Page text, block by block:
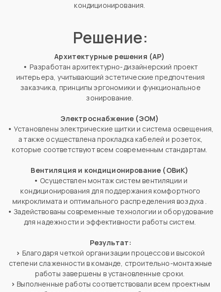
кондиционирования.
Решение:
Архитектурные решения (АР)
• Разработан архитектурно-дизайнерский проект
интерьера, учитывающий эстетические предпочтения
заказчика, принципы эргономики и функциональное
зонирование.
Электроснабжение (ЭОМ)
• Установлены электрические щитки и система освещения,
а также осуществлена прокладка кабелей и розеток,
которые соответствуют всем современным стандартам.
Вентиляция и кондиционирование (ОВиК)
• Осуществлен монтаж систем вентиляции и
кондиционирования для поддержания комфортного
микроклимата и оптимального распределения воздуха .
• Задействованы современные технологии и оборудование
для надежности и эффективности работы систем.
Результат:
> Благодаря четкой организации процессов и высокой
степени слаженности в команде, строительно-монтажные
работы завершены в установленные сроки.
> Выполненные работы соответствовали всем проектным